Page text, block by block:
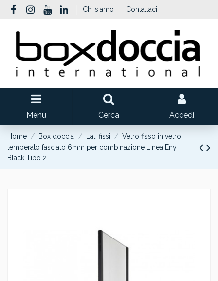
Chi siamo Contattaci
Menu Cerca Accedi
Home Box doccia Lati fissi
Vetro fisso in vetro
temperato fasciato 6mm per combinazione Linea Eny
Black Tipo 2